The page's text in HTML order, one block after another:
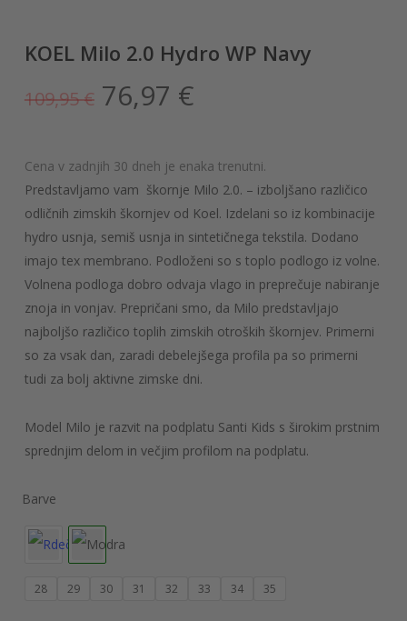
KOEL Milo 2.0 Hydro WP Navy
109,95€ Izvirna
cena
bila:
109,95 €.
76,97 €Trenutna
76,97 €.
Cena v zadnjih 30 dneh je enaka trenutni.
Predstavljamo vam škornje Milo 2.0. – izboljšano različico
odličnih zimskih škornjev od Koel. Izdelani so iz kombinacije
hydro usnja, semiš usnja in sintetičnega tekstila. Dodano
imajo tex membrano. Podloženi so s toplo podlogo iz volne.
Volnena podloga dobro odvaja vlago in preprečuje nabiranje
znoja in vonjav. Prepričani smo, da Milo predstavljajo
najboljšo različico toplih zimskih otroških škornjev. Primerni
so za vsak dan, zaradi debelejšega profila pa so primerni
tudi za bolj aktivne zimske dni.
Model Milo je razvit na podplatu Santi Kids s širokim prstnim
sprednjim delom in večjim profilom na podplatu.
28 29 30 31 32 33 34 35